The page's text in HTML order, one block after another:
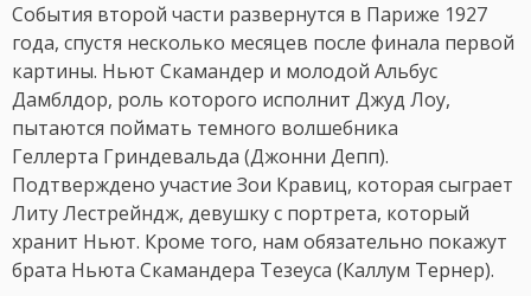
События второй части развернутся в Париже 1927
года, спустя несколько месяцев после финала первой
картины. Ньют Скамандер и молодой Альбус
Дамблдор, роль которого исполнит Джуд Лоу,
пытаются поймать темного волшебника
Геллерта Гриндевальда (Джонни Депп).
Подтверждено участие Зои Кравиц, которая сыграет
Литу Лестрейндж, девушку с портрета, который
хранит Ньют. Кроме того, нам обязательно покажут
брата Ньюта Скамандера Тезеуса (Каллум Тернер).